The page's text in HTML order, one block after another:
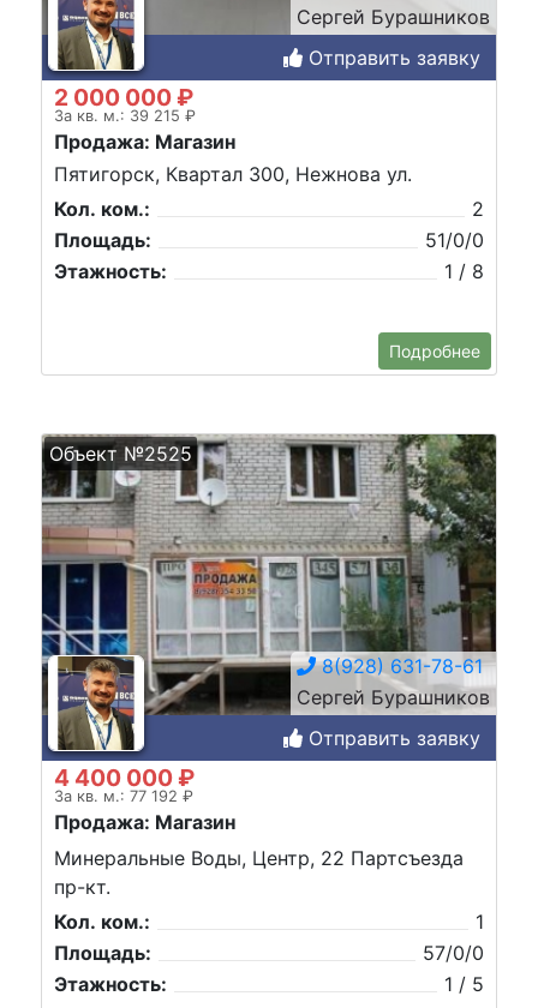
Сергей Бурашников
Отправить заявку
2 000 000 ₽
За кв. м.: 39 215 ₽
Продажа: Магазин
Пятигорск, Квартал 300, Нежнова ул.
Кол. ком.:
2
Площадь:
51/0/0
Этажность:
1 / 8
Подробнее
Объект №2525
8(928) 631-78-61
Сергей Бурашников
Отправить заявку
4 400 000 ₽
За кв. м.: 77 192 ₽
Продажа: Магазин
Минеральные Воды, Центр, 22 Партсъезда
пр-кт.
Кол. ком.:
1
Площадь:
57/0/0
Этажность:
1 / 5